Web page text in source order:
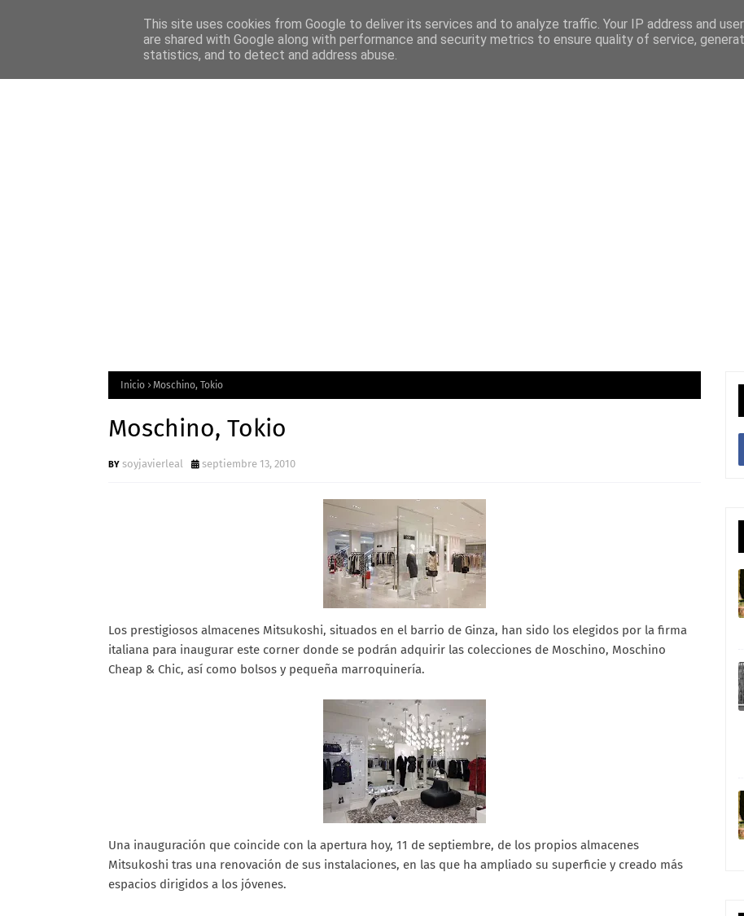
Home Features Menciones Mega Menu
Inicio Moschino, Tokio
Moschino, Tokio
soyjavierleal septiembre 13, 2010
Los prestigiosos almacenes Mitsukoshi, situados en el barrio de Ginza, han sido los elegidos por la firma
italiana para inaugurar este corner donde se podrán adquirir las colecciones de Moschino, Moschino
Cheap & Chic, así como bolsos y pequeña marroquinería.
Una inauguración que coincide con la apertura hoy, 11 de septiembre, de los propios almacenes
Mitsukoshi tras una renovación de sus instalaciones, en las que ha ampliado su superficie y creado más
espacios dirigidos a los jóvenes.
This site uses cookies from Google to deliver its services and to analyze traffic. Your IP address and
are shared with Google along with performance and security metrics to ensure quality of service,
statistics, and to detect and address abuse.